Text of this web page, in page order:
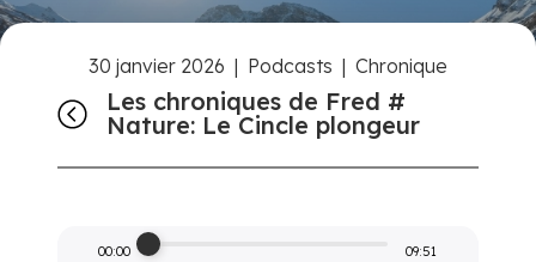
30 janvier 2026 | Podcasts | Chronique
Les chroniques de Fred #
Nature: Le Cincle plongeur
00:00 09:51